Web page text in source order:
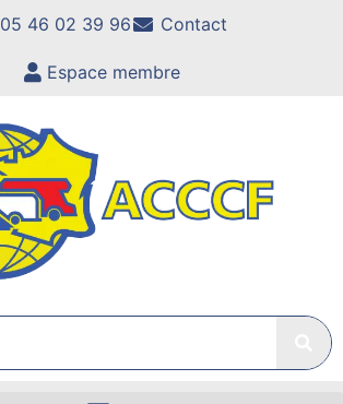
05 46 02 39 96 Contact
Espace membre